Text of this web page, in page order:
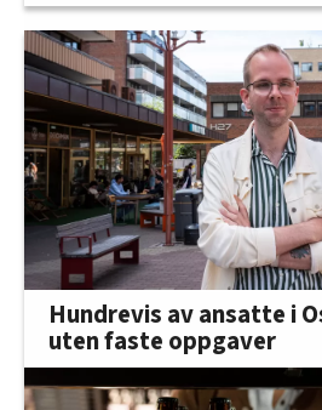
Hundrevis av ansatte i
uten faste oppgaver